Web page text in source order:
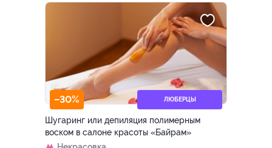
–30% ЛЮБЕРЦЫ
Шугаринг или депиляция полимерным
воском в салоне красоты «Байрам»